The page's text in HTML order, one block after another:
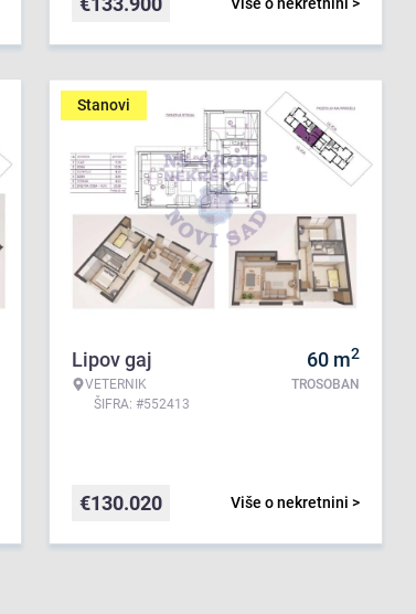
Stanovi
Lipov gaj
VETERNIK
ŠIFRA: #552413
60 m2
TROSOBAN
Više o nekretnini >
€130.020